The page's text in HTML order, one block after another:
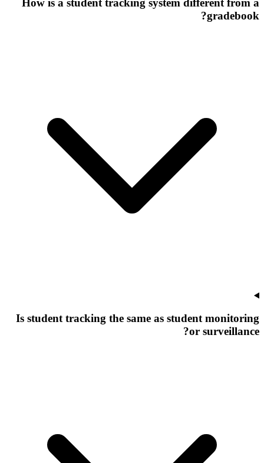
gradebook?
Is student tracking the same as student monitoring
or surveillance?